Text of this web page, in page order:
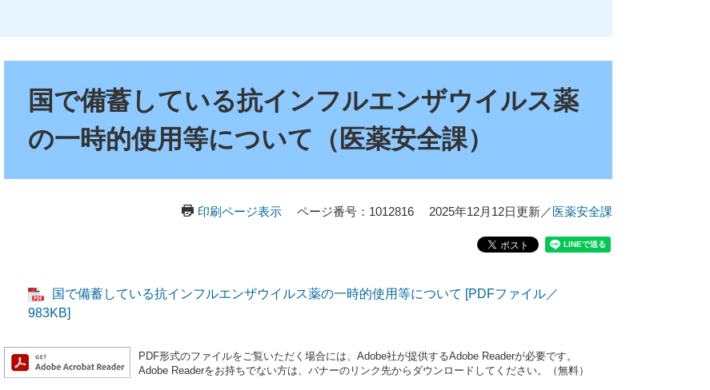
国で備蓄している抗インフルエンザウイルス薬
の一時的使用等について（医薬安全課）
印刷ページ表示 ページ番号：1012816 2025年12月12日更新／医薬安全課
国で備蓄している抗インフルエンザウイルス薬の一時的使用等について [PDFファイル／
983KB]
PDF形式のファイルをご覧いただく場合には、Adobe社が提供するAdobe Readerが必要です。
Adobe Readerをお持ちでない方は、バナーのリンク先からダウンロードしてください。（無料）